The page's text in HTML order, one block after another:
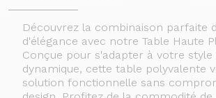
Découvrez la combinaison parfaite
d'élégance avec notre Table Haute
Conçue pour s'adapter à votre style
dynamique, cette table polyvalente
solution fonctionnelle sans